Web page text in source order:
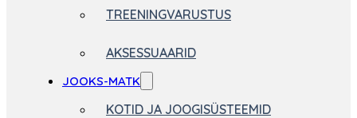
TREENINGVARUSTUS
AKSESSUAARID
JOOKS-MATK
KOTID JA JOOGISÜSTEEMID